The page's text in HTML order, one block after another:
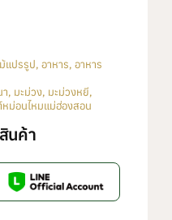
แปรรูป, อาหาร, อาหาร
, มะม่วง, มะม่วงหยี,
ม่อนไหมแม่ฮ่องสอน
นค้า